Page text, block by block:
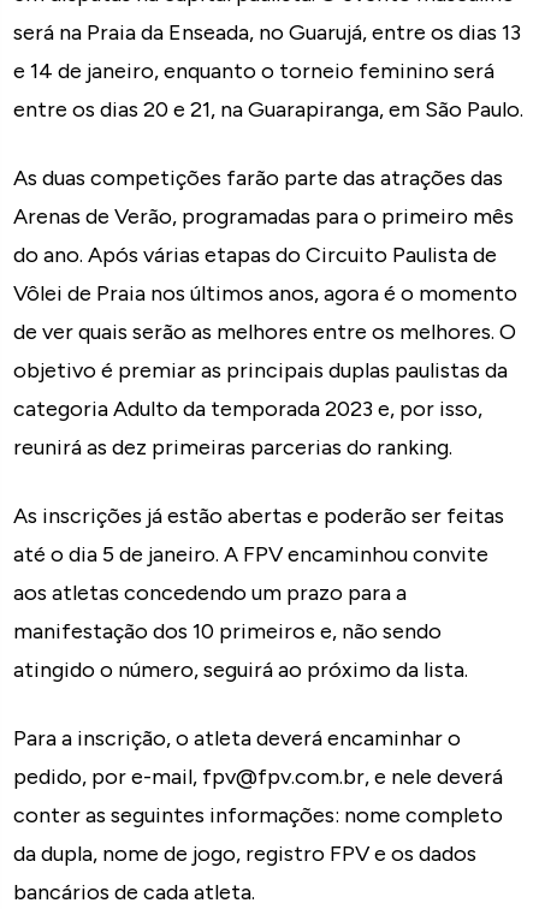
será na Praia da Enseada, no Guarujá, entre os dias 13
e 14 de janeiro, enquanto o torneio feminino será
entre os dias 20 e 21, na Guarapiranga, em São Paulo.
As duas competições farão parte das atrações das
Arenas de Verão, programadas para o primeiro mês
do ano. Após várias etapas do Circuito Paulista de
Vôlei de Praia nos últimos anos, agora é o momento
de ver quais serão as melhores entre os melhores. O
objetivo é premiar as principais duplas paulistas da
categoria Adulto da temporada 2023 e, por isso,
reunirá as dez primeiras parcerias do ranking.
As inscrições já estão abertas e poderão ser feitas
até o dia 5 de janeiro. A FPV encaminhou convite
aos atletas concedendo um prazo para a
manifestação dos 10 primeiros e, não sendo
atingido o número, seguirá ao próximo da lista.
Para a inscrição, o atleta deverá encaminhar o
pedido, por e-mail, fpv@fpv.com.br, e nele deverá
conter as seguintes informações: nome completo
da dupla, nome de jogo, registro FPV e os dados
bancários de cada atleta.